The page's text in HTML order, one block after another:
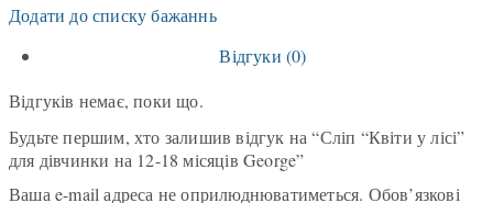
Додати до списку бажаннь
Відгуки (0)
Відгуків немає, поки що.
Будьте першим, хто залишив відгук на “Сліп “Квіти у лісі”
для дівчинки на 12-18 місяців George”
Ваша e-mail адреса не оприлюднюватиметься. Обов’язкові